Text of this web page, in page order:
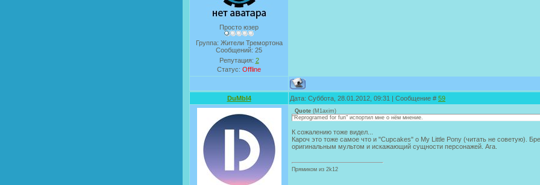
Просто юзер
Группа: Жители Тремортона
Сообщений: 25
Репутация: 2
Статус: Offline
DuMbI4 Дата: Суббота, 28.01.2012, 09:31 | Сообщение # 59
Quote (M1axim)
"Reprogramed for fun" испортил мне о нём мнение.
К сожалению тоже видел...
Кароч это тоже самое что и "Cupcakes" о My Little Pony (читать не советую).
оригинальным мультом и искажающий сущности персонажей. Ага.
Прямиком из 2k12